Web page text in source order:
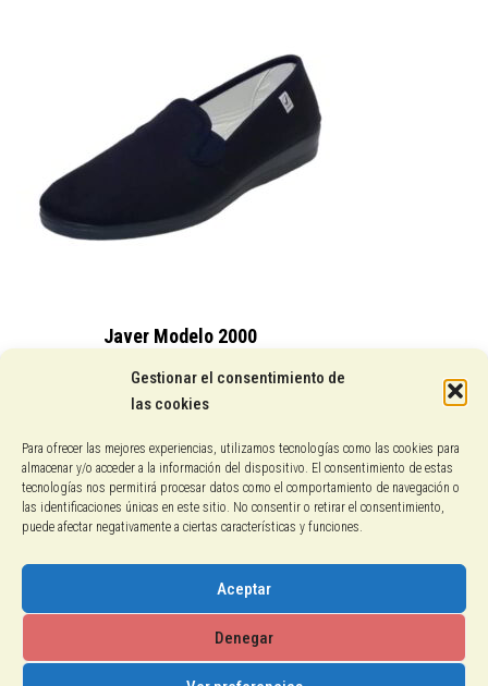
Gestionar el consentimiento de
las cookies
Para ofrecer las mejores experiencias, utilizamos tecnologías como las cookies para
almacenar y/o acceder a la información del dispositivo. El consentimiento de estas
tecnologías nos permitirá procesar datos como el comportamiento de navegación o
las identificaciones únicas en este sitio. No consentir o retirar el consentimiento,
puede afectar negativamente a ciertas características y funciones.
Aceptar
Denegar
85,00 €.65,00 €.
Javer Modelo 2000
15,25€
Conocenos
Pagos con PayPal